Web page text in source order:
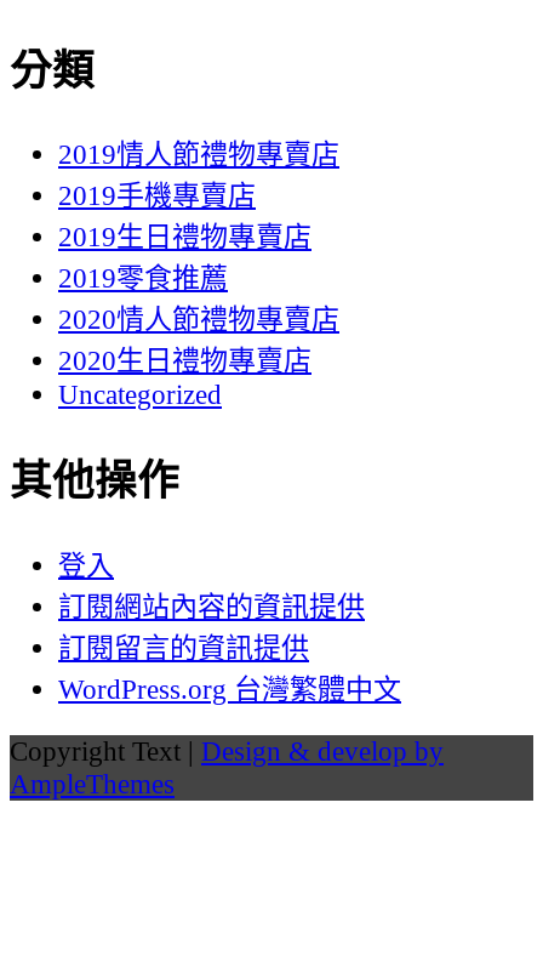
分類
2019情人節禮物專賣店
2019手機專賣店
2019生日禮物專賣店
2019零食推薦
2020情人節禮物專賣店
2020生日禮物專賣店
Uncategorized
其他操作
登入
訂閱網站內容的資訊提供
訂閱留言的資訊提供
WordPress.org 台灣繁體中文
Copyright Text | Design & develop by
AmpleThemes